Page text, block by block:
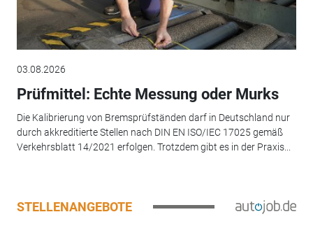
03.08.2026
Prüfmittel: Echte Messung oder Murks
Die Kalibrierung von Bremsprüfständen darf in Deutschland nur
durch akkreditierte Stellen nach DIN EN ISO/IEC 17025 gemäß
Verkehrsblatt 14/2021 erfolgen. Trotzdem gibt es in der Praxis...
STELLENANGEBOTE